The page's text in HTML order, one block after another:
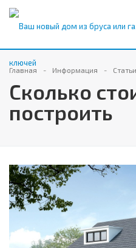
Главная Информация Статьи
Сколько
построить